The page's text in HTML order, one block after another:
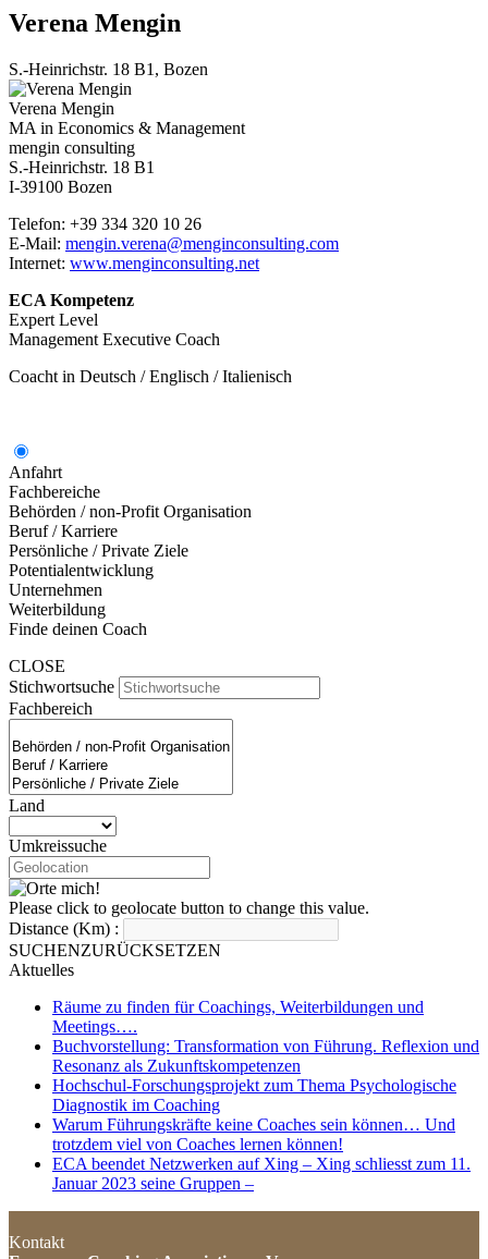
Verena Mengin
S.-Heinrichstr. 18 B1, Bozen
Verena Mengin
MA in Economics & Management
mengin consulting
S.-Heinrichstr. 18 B1
I-39100 Bozen
Telefon: +39 334 320 10 26
E-Mail: mengin.verena@menginconsulting.com
Internet: www.menginconsulting.net
ECA Kompetenz
Expert Level
Management Executive Coach
Coacht in Deutsch / Englisch / Italienisch
Anfahrt
Fachbereiche
Behörden / non-Profit Organisation
Beruf / Karriere
Persönliche / Private Ziele
Potentialentwicklung
Unternehmen
Weiterbildung
Finde deinen Coach
CLOSE
Stichwortsuche
Fachbereich
Land
Umkreissuche
Please click to geolocate button to change this value.
Distance (Km) :
SUCHENZURÜCKSETZEN
Aktuelles
Räume zu finden für Coachings, Weiterbildungen und
Meetings….
Buchvorstellung: Transformation von Führung. Reflexion und
Resonanz als Zukunftskompetenzen
Hochschul-Forschungsprojekt zum Thema Psychologische
Diagnostik im Coaching
Warum Führungskräfte keine Coaches sein können… Und
trotzdem viel von Coaches lernen können!
ECA beendet Netzwerken auf Xing – Xing schliesst zum 11.
Januar 2023 seine Gruppen –
Kontakt